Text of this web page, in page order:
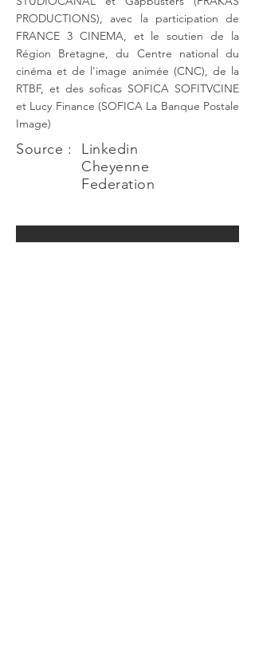
PRODUCTIONS), avec la participation de
FRANCE 3 CINEMA, et le soutien de la
Région Bretagne, du Centre national du
cinéma et de l'image animée (CNC), de la
RTBF, et des soficas SOFICA SOFITVCINE
et Lucy Finance (SOFICA La Banque Postale
Image)
Source :
Linkedin
Cheyenne
Federation